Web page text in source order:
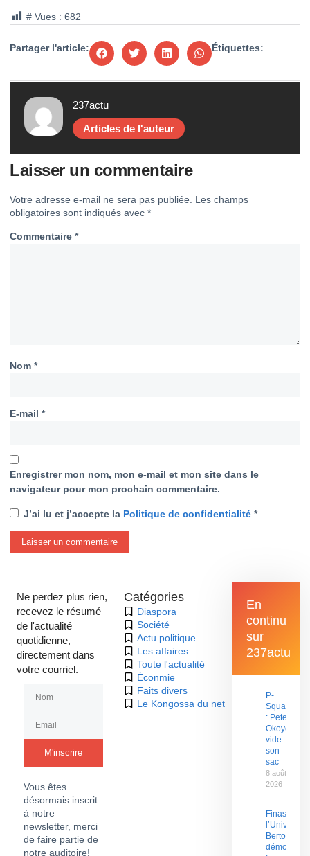
# Vues : 682
Partager l'article: Étiquettes:
237actu
Articles de l'auteur
Laisser un commentaire
Votre adresse e-mail ne sera pas publiée.
Les champs
obligatoires sont indiqués avec *
Commentaire *
Nom *
E-mail *
Enregistrer mon nom, mon e-mail et mon site dans le
navigateur pour mon prochain commentaire.
J’ai lu et j’accepte la Politique de confidentialité *
Ne perdez plus rien,
recevez le résumé
de l'actualité
quotidienne,
directement dans
votre courriel.
M'inscrire
Vous êtes
désormais inscrit
à notre
newsletter, merci
de faire partie de
notre auditoire!
Catégories
Diaspora
Société
Actu politique
Les affaires
Toute l'actualité
Éconmie
Faits divers
Le Kongossa du net
En
continu
sur
237actu
P-
Square
: Peter
Okoye
vide
son
sac
8 août
2026
Finasu
l’Université
Bertoua en